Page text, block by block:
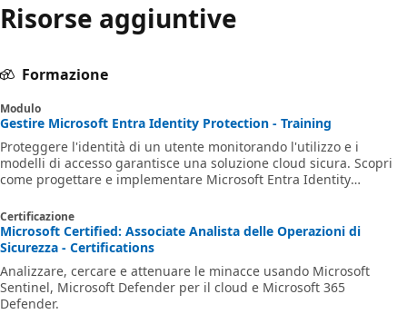
Risorse aggiuntive
Formazione
Modulo
Gestire Microsoft Entra Identity Protection - Training
Proteggere l'identità di un utente monitorando l'utilizzo e i
modelli di accesso garantisce una soluzione cloud sicura. Scopri
come progettare e implementare Microsoft Entra Identity
Certificazione
Microsoft Certified: Associate Analista delle Operazioni di
Sicurezza - Certifications
Analizzare, cercare e attenuare le minacce usando Microsoft
Sentinel, Microsoft Defender per il cloud e Microsoft 365
Defender.